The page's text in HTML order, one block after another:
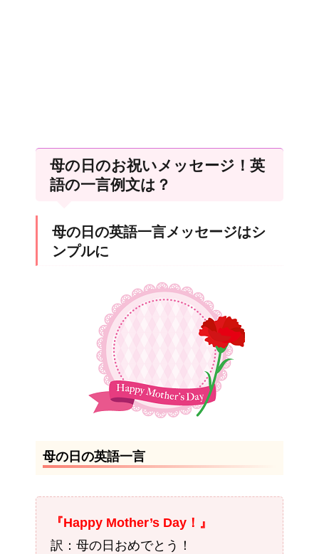
母の日のお祝いメッセージ！英
語の一言例文は？
母の日の英語一言メッセージはシ
ンプルに
母の日の英語一言
『Happy Mother’s Day！』
訳：母の日おめでとう！